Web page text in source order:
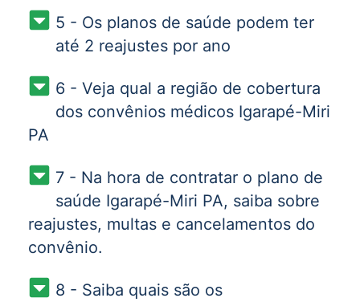
5 - Os planos de saúde podem ter
até 2 reajustes por ano
6 - Veja qual a região de cobertura
dos convênios médicos Igarapé-Miri
PA
7 - Na hora de contratar o plano de
saúde Igarapé-Miri PA, saiba sobre
reajustes, multas e cancelamentos do
convênio.
8 - Saiba quais são os